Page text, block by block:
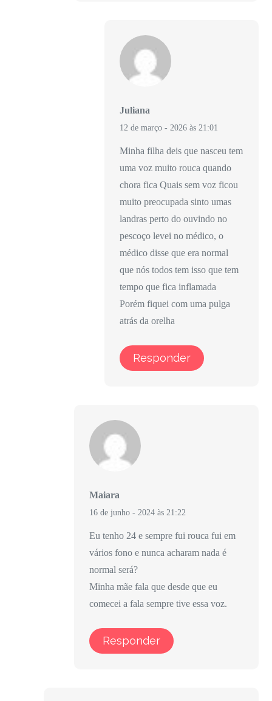
Juliana
12 de março - 2026 às 21:01
Minha filha deis que nasceu tem
uma voz muito rouca quando
chora fica Quais sem voz ficou
muito preocupada sinto umas
landras perto do ouvindo no
pescoço levei no médico, o
médico disse que era normal
que nós todos tem isso que tem
tempo que fica inflamada
Porém fiquei com uma pulga
atrás da orelha
Responder
Maiara
16 de junho - 2024 às 21:22
Eu tenho 24 e sempre fui rouca fui em
vários fono e nunca acharam nada é
normal será?
Minha mãe fala que desde que eu
comecei a fala sempre tive essa voz.
Responder